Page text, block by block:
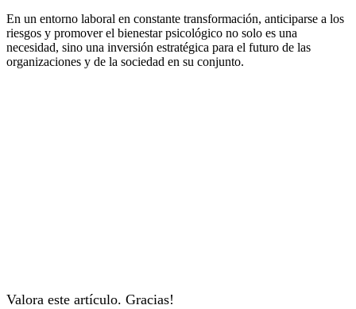
En un entorno laboral en constante transformación, anticiparse a los
riesgos y promover el bienestar psicológico no solo es una
necesidad, sino una inversión estratégica para el futuro de las
organizaciones y de la sociedad en su conjunto.
Valora este artículo. Gracias!